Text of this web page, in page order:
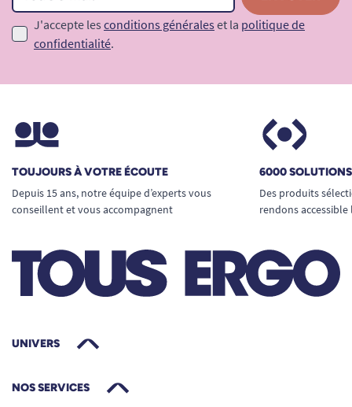
J'accepte les conditions générales et la politique de
confidentialité.
TOUJOURS À VOTRE ÉCOUTE
Depuis 15 ans, notre équipe d’experts vous
conseillent et vous accompagnent
6000
Des produits
rendons
UNIVERS
NOS SERVICES